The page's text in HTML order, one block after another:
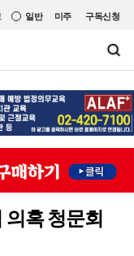
미주 구독신청
일반
의혹 청문회